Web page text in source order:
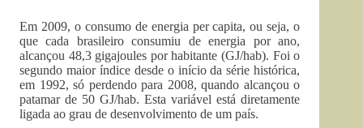
Em 2009, o consumo de energia per capita, ou seja, o
que cada brasileiro consumiu de energia por ano,
alcançou 48,3 gigajoules por habitante (GJ/hab). Foi o
segundo maior índice desde o início da série histórica,
em 1992, só perdendo para 2008, quando alcançou o
patamar de 50 GJ/hab. Esta variável está diretamente
ligada ao grau de desenvolvimento de um país.